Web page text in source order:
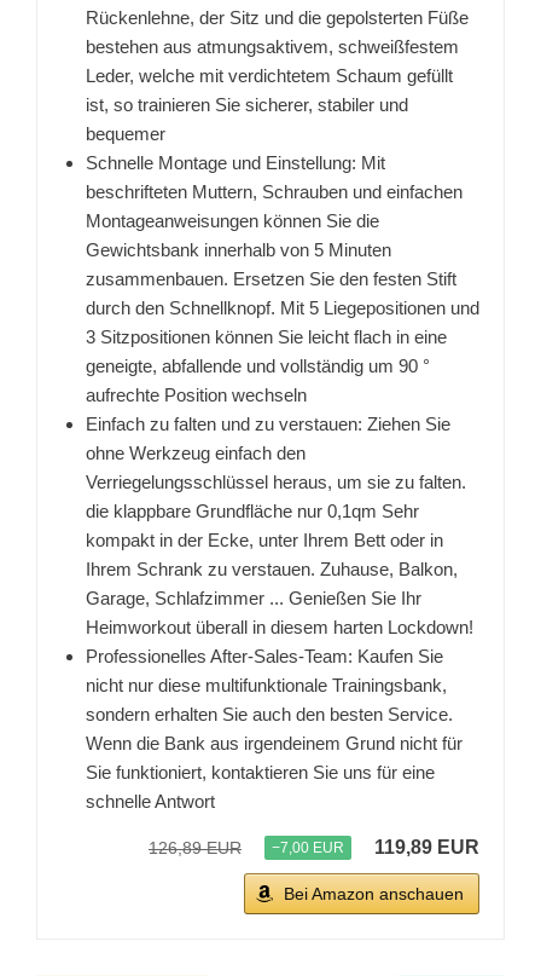
Rückenlehne, der Sitz und die gepolsterten Füße
bestehen aus atmungsaktivem, schweißfestem
Leder, welche mit verdichtetem Schaum gefüllt
ist, so trainieren Sie sicherer, stabiler und
bequemer
Schnelle Montage und Einstellung: Mit
beschrifteten Muttern, Schrauben und einfachen
Montageanweisungen können Sie die
Gewichtsbank innerhalb von 5 Minuten
zusammenbauen. Ersetzen Sie den festen Stift
durch den Schnellknopf. Mit 5 Liegepositionen und
3 Sitzpositionen können Sie leicht flach in eine
geneigte, abfallende und vollständig um 90 °
aufrechte Position wechseln
Einfach zu falten und zu verstauen: Ziehen Sie
ohne Werkzeug einfach den
Verriegelungsschlüssel heraus, um sie zu falten.
die klappbare Grundfläche nur 0,1qm Sehr
kompakt in der Ecke, unter Ihrem Bett oder in
Ihrem Schrank zu verstauen. Zuhause, Balkon,
Garage, Schlafzimmer ... Genießen Sie Ihr
Heimworkout überall in diesem harten Lockdown!
Professionelles After-Sales-Team: Kaufen Sie
nicht nur diese multifunktionale Trainingsbank,
sondern erhalten Sie auch den besten Service.
Wenn die Bank aus irgendeinem Grund nicht für
Sie funktioniert, kontaktieren Sie uns für eine
schnelle Antwort
126,89 EUR −7,00 EUR 119,89 EUR
Bei Amazon anschauen